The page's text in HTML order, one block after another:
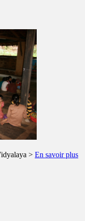
> En savoir plus